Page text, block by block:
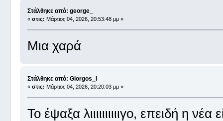
Στάλθηκε από: george_
« στις: Μάρτιος 04, 2026, 20:53:48 μμ »
Μια χαρά
Στάλθηκε από: Giorgos_I
« στις: Μάρτιος 04, 2026, 20:20:03 μμ »
Το έψαξα λιιιιιιιιιιγο, επειδή η